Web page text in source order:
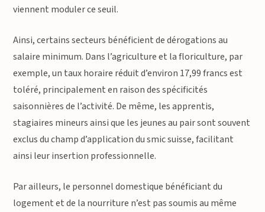
viennent moduler ce seuil.
Ainsi, certains secteurs bénéficient de dérogations au
salaire minimum. Dans l’agriculture et la floriculture, par
exemple, un taux horaire réduit d’environ 17,99 francs est
toléré, principalement en raison des spécificités
saisonnières de l’activité. De même, les apprentis,
stagiaires mineurs ainsi que les jeunes au pair sont souvent
exclus du champ d’application du smic suisse, facilitant
ainsi leur insertion professionnelle.
Par ailleurs, le personnel domestique bénéficiant du
logement et de la nourriture n’est pas soumis au même